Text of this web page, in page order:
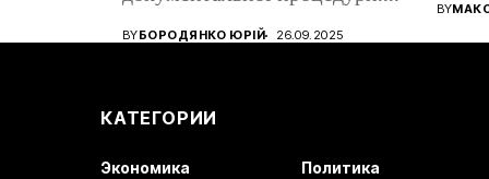
Від того, наскільки...
BYБОРОДЯНКО ЮРІЙ 26.09.2025
BY
КАТЕГОРИИ
Экономика
Политика